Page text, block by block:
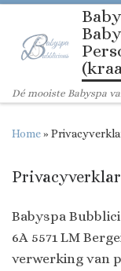
Ga naar inhoud
Dé mooiste Babyspa
Home»
Babyspa
6A 5571 LM
verwerking van